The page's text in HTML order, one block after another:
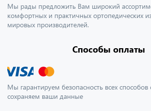
Мы рады предложить Вам широкий
комфортных и практичных ортопедических
мировых производителей.
Способы оплаты
Мы гарантируем безопасность всех
сохраняем ваши данные